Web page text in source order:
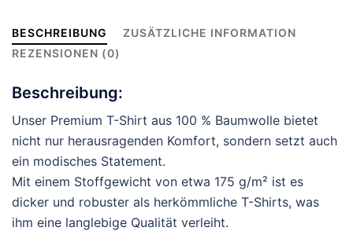
BESCHREIBUNG
ZUSÄTZLICHE INFORMATION
REZENSIONEN (0)
Beschreibung:
Unser Premium T-Shirt aus 100 % Baumwolle bietet
nicht nur herausragenden Komfort, sondern setzt auch
ein modisches Statement.
Mit einem Stoffgewicht von etwa 175 g/m² ist es
dicker und robuster als herkömmliche T-Shirts, was
ihm eine langlebige Qualität verleiht.